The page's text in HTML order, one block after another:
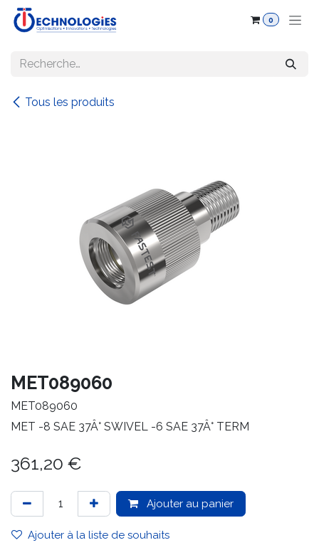
Se rendre au contenu
0
Tous les produits
MET089060
MET089060
MET -8 SAE 37Â° SWIVEL -6 SAE 37Â° TERM
361,20 €
Ajouter au panier
Ajouter à la liste de souhaits